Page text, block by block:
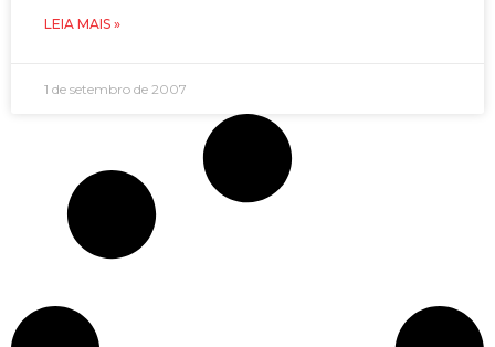
LEIA MAIS »
1 de setembro de 2007